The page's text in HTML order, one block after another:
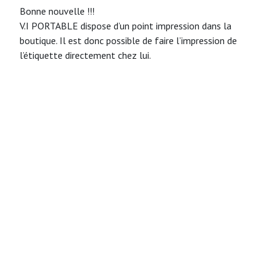
Bonne nouvelle !!!
V.I PORTABLE dispose d’un point impression dans la
boutique. Il est donc possible de faire l’impression de
l’étiquette directement chez lui.